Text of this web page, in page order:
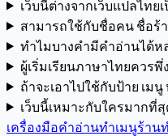
เว็บนี้ต่างจากเว็บแปลไทย
สามารถใช้กับชื่อคน ชื่อร้
ทำไมบางคำมีคำอ่านได้ห
ผู้เริ่มเรียนภาษาไทยควร
ถ้าจะเอาไปใช้กับป้าย เม
เว็บนี้เหมาะกับใครมากที่
เครื่องมือคำอ่านทำเมนูร้าน